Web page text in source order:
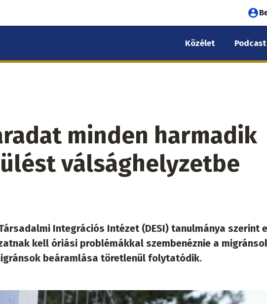
Közélet Podcast
minden harmadik
válsághelyzetbe
Integrációs Intézet (DESI) tanulmánya szerint
kell óriási problémákkal szembenéznie a
beáramlása töretlenül folytatódik.